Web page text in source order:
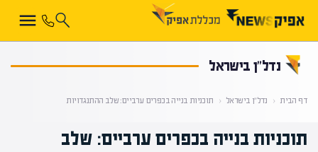
נדל”ן בישראל
דף הבית ‹ נדל”ן בישראל ‹ תוכניות בנייה בכפרים ערביים: שלב ההתנגדויות
תוכניות בנייה בכפרים ערביים: שלב